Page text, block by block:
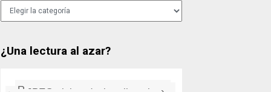
Categorías
¿Una lectura al azar?